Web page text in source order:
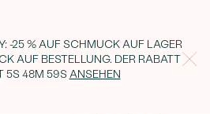
-25 % AUF SCHMUCK AUF LAGER
AUF BESTELLUNG. DER RABATT
5S 48M 58S ANSEHEN